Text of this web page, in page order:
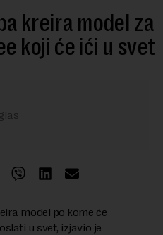
kreira model za
koji će ići u svet
model po kome će
u svet, izjavio je